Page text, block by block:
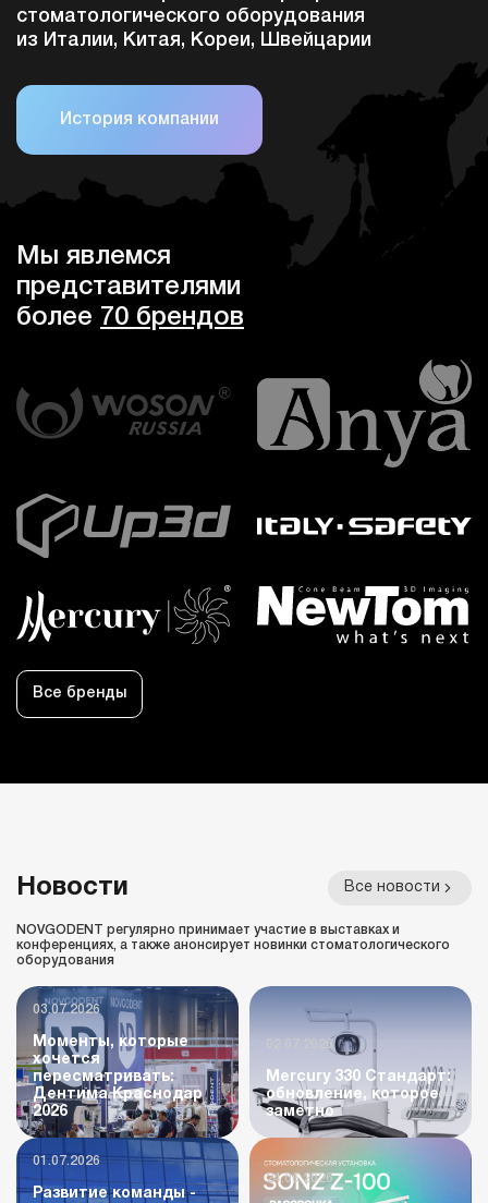
стоматологического оборудования
из Италии, Китая, Кореи, Швейцарии
История компании
Мы явлемся
представителями
более 70 брендов
Все бренды
Новости
NOVGODENT регулярно принимает участие в выставках и
конференциях, а также анонсирует новинки стоматологического
оборудования
Все новости
03.07.2026
Моменты, которые
хочется
пересматривать:
Дентима Краснодар
2026
02.07.2026
Mercury 330 Стандарт:
обновление, которое
заметно
01.07.2026
Развитие команды -
24.06.2026